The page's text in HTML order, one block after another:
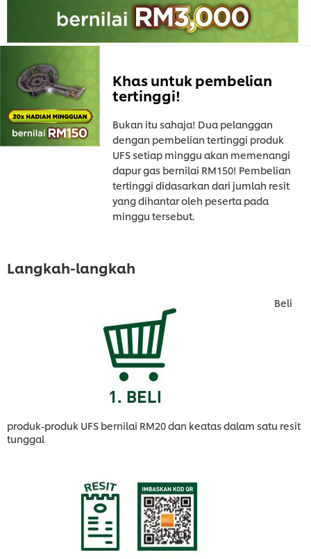
Khas untuk pembelian
tertinggi!
Bukan itu sahaja! Dua pelanggan
dengan pembelian tertinggi produk
UFS setiap minggu akan memenangi
dapur gas bernilai RM150! Pembelian
tertinggi didasarkan dari jumlah resit
yang dihantar oleh peserta pada
minggu tersebut.
Langkah-langkah
Beli
produk-produk UFS bernilai RM20 dan keatas dalam satu resit
tunggal